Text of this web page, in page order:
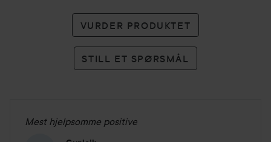
VURDER PRODUKTET
STILL ET SPØRSMÅL
Mest hjelpsomme positive